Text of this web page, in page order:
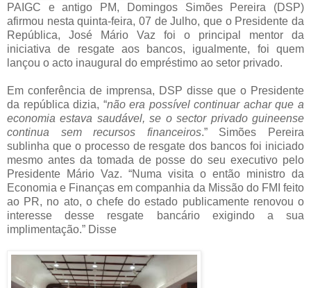
PAIGC e antigo PM, Domingos Simões Pereira (DSP)
afirmou nesta quinta-feira, 07 de Julho, que o Presidente da
República, José Mário Vaz foi o principal mentor da
iniciativa de resgate aos bancos, igualmente, foi quem
lançou o acto inaugural do empréstimo ao setor privado.
Em conferência de imprensa, DSP disse que o Presidente
da república dizia, “não era possível continuar achar que a
economia estava saudável, se o sector privado guineense
continua sem recursos financeiros.” Simões Pereira
sublinha que o processo de resgate dos bancos foi iniciado
mesmo antes da tomada de posse do seu executivo pelo
Presidente Mário Vaz. “Numa visita o então ministro da
Economia e Finanças em companhia da Missão do FMI feito
ao PR, no ato, o chefe do estado publicamente renovou o
interesse desse resgate bancário exigindo a sua
implimentação.” Disse